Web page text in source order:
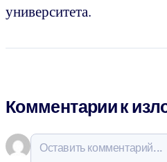
университета.
Комментарии к